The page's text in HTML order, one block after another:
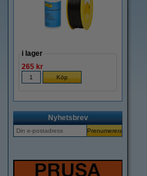
i lager
265 kr
Nyhetsbrev